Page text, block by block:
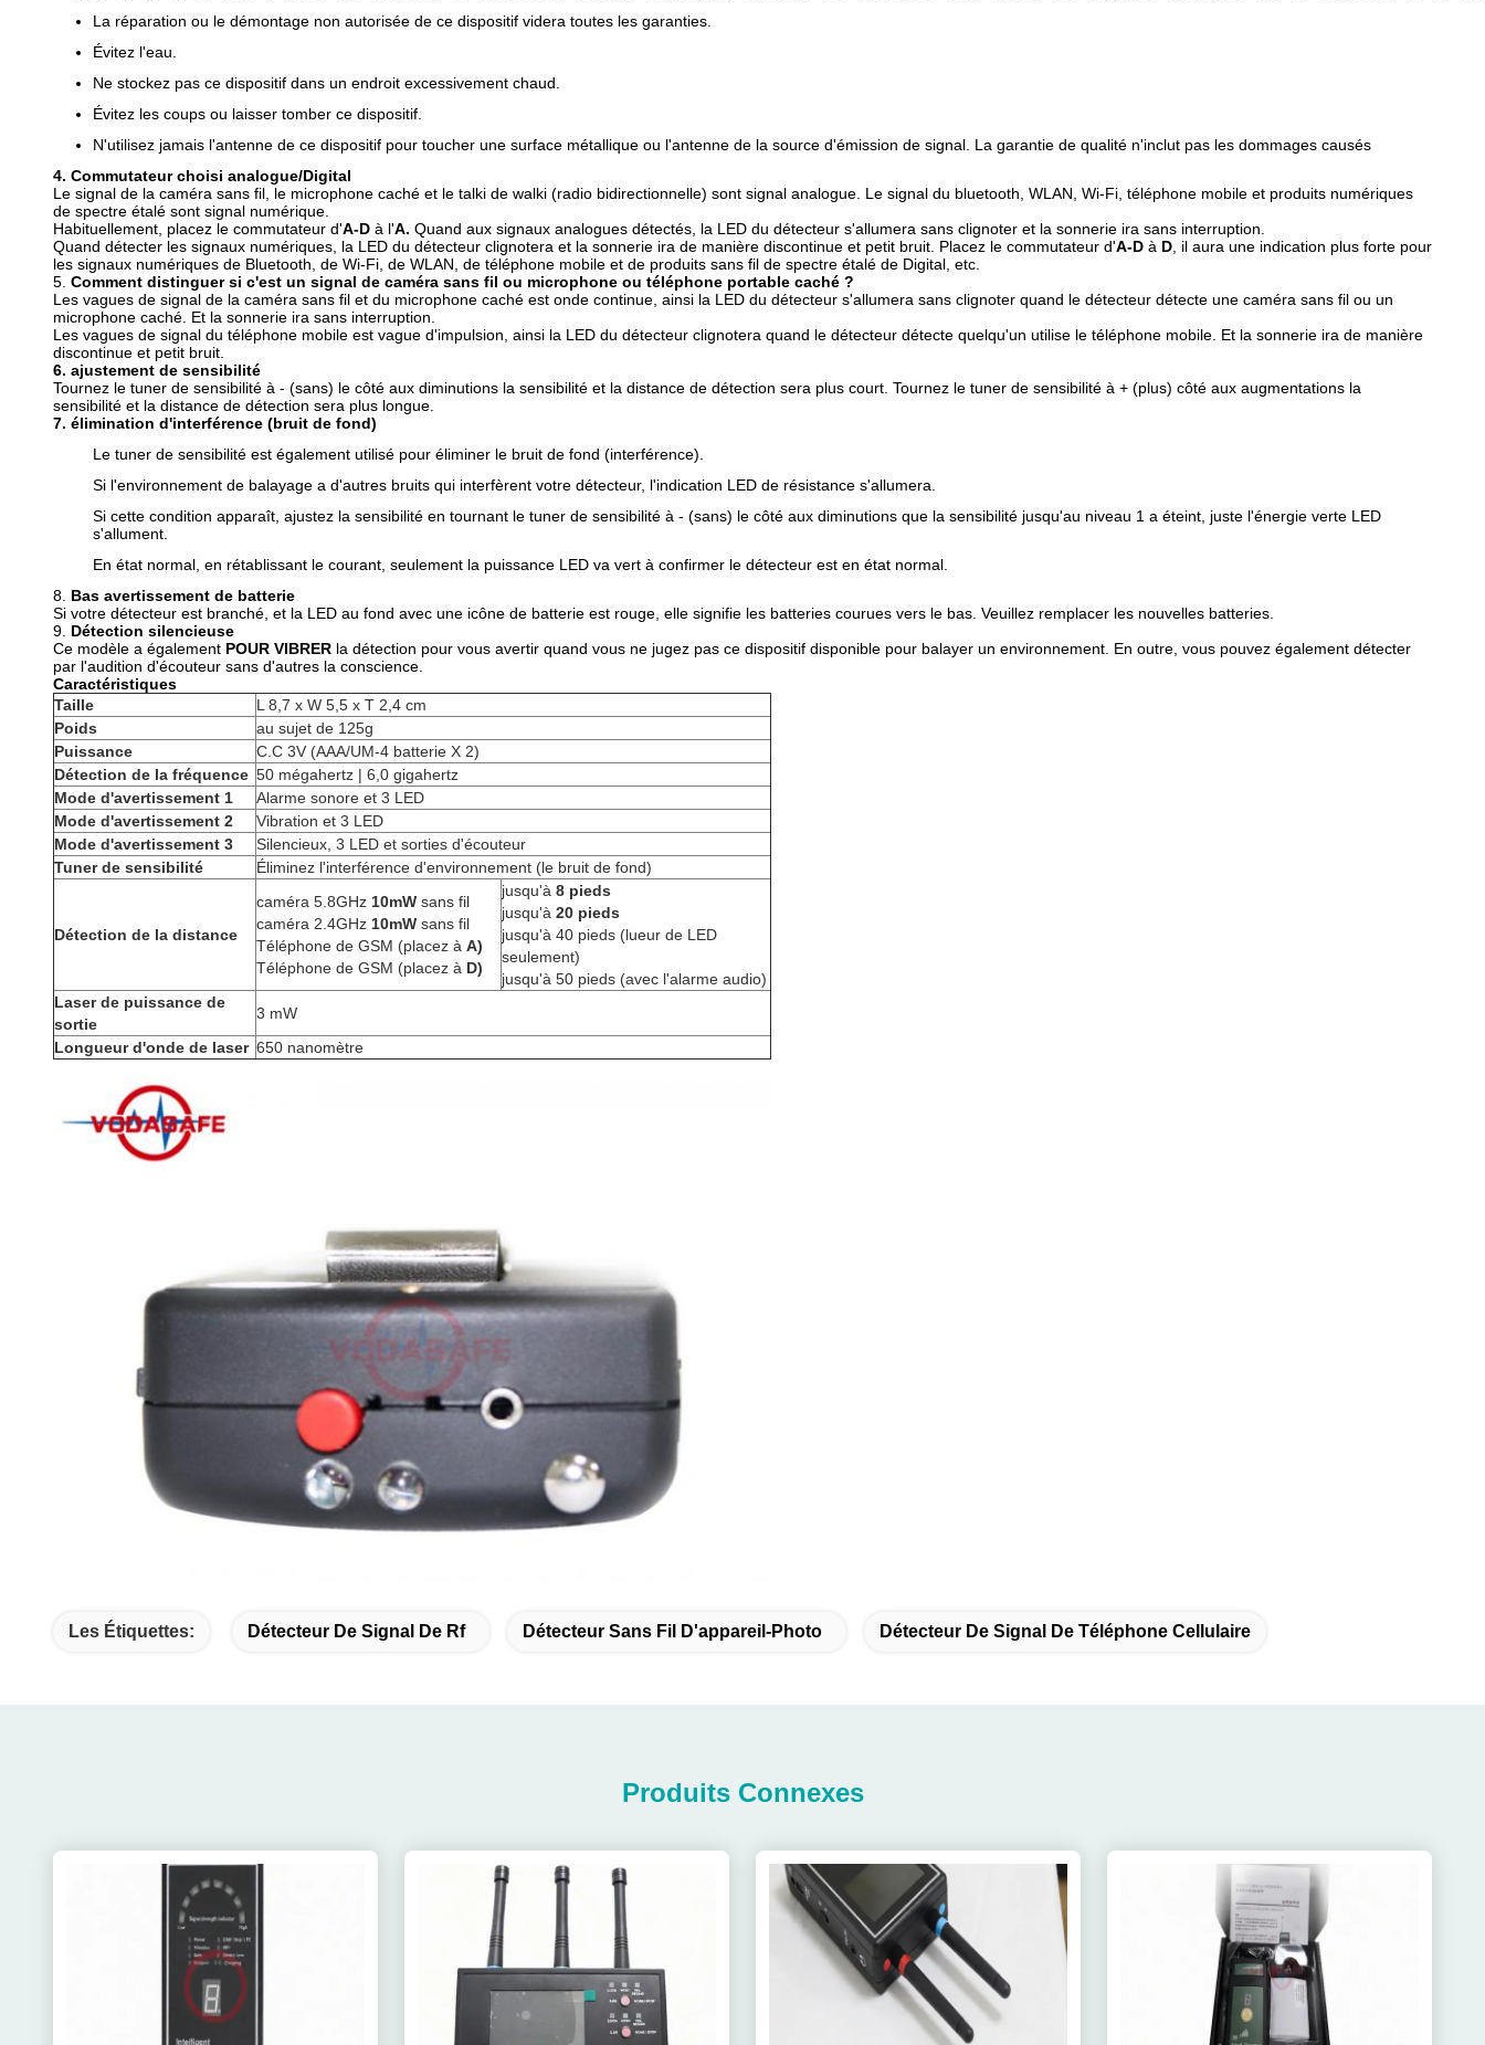
La réparation ou le démontage non autorisée de ce dispositif videra toutes les garanties.
Évitez l'eau.
Ne stockez pas ce dispositif dans un endroit excessivement chaud.
Évitez les coups ou laisser tomber ce dispositif.
N'utilisez jamais l'antenne de ce dispositif pour toucher une surface métallique ou l'antenne de la source d'émission de signal. La garantie de qualité n'inclut pas les dommages causés
4. Commutateur choisi analogue/Digital
Le signal de la caméra sans fil, le microphone caché et le talki de walki (radio bidirectionnelle) sont signal analogue. Le signal du bluetooth, WLAN, Wi-Fi, téléphone mobile et produits numériques
de spectre étalé sont signal numérique.
Habituellement, placez le commutateur d'A-D à l'A. Quand aux signaux analogues détectés, la LED du détecteur s'allumera sans clignoter et la sonnerie ira sans interruption.
Quand détecter les signaux numériques, la LED du détecteur clignotera et la sonnerie ira de manière discontinue et petit bruit. Placez le commutateur d'A-D à D , il aura une indication plus forte pour
les signaux numériques de Bluetooth, de Wi-Fi, de WLAN, de téléphone mobile et de produits sans fil de spectre étalé de Digital, etc.
5. Comment distinguer si c'est un signal de caméra sans fil ou microphone ou téléphone portable caché ?
Les vagues de signal de la caméra sans fil et du microphone caché est onde continue, ainsi la LED du détecteur s'allumera sans clignoter quand le détecteur détecte une caméra sans fil ou un
microphone caché. Et la sonnerie ira sans interruption.
Les vagues de signal du téléphone mobile est vague d'impulsion, ainsi la LED du détecteur clignotera quand le détecteur détecte quelqu'un utilise le téléphone mobile. Et la sonnerie ira de manière
discontinue et petit bruit.
6. ajustement de sensibilité
Tournez le tuner de sensibilité à - (sans) le côté aux diminutions la sensibilité et la distance de détection sera plus court. Tournez le tuner de sensibilité à + (plus) côté aux augmentations la
sensibilité et la distance de détection sera plus longue.
7. élimination d'interférence (bruit de fond)
Le tuner de sensibilité est également utilisé pour éliminer le bruit de fond (interférence).
Si l'environnement de balayage a d'autres bruits qui interfèrent votre détecteur, l'indication LED de résistance s'allumera.
Si cette condition apparaît, ajustez la sensibilité en tournant le tuner de sensibilité à - (sans) le côté aux diminutions que la sensibilité jusqu'au niveau 1 a éteint, juste l'énergie verte LED
s'allument.
En état normal, en rétablissant le courant, seulement la puissance LED va vert à confirmer le détecteur est en état normal.
8. Bas avertissement de batterie
Si votre détecteur est branché, et la LED au fond avec une icône de batterie est rouge, elle signifie les batteries courues vers le bas. Veuillez remplacer les nouvelles batteries.
9. Détection silencieuse
Ce modèle a également POUR VIBRER la détection pour vous avertir quand vous ne jugez pas ce dispositif disponible pour balayer un environnement. En outre, vous pouvez également détecter
par l'audition d'écouteur sans d'autres la conscience.
Caractéristiques
Taille
L 8,7 x W 5,5 x T 2,4 cm
Poids
au sujet de 125g
Puissance
C.C 3V (AAA/UM-4 batterie X 2)
Détection de la fréquence 50 mégahertz | 6,0 gigahertz
Mode d'avertissement 1
Alarme sonore et 3 LED
Mode d'avertissement 2
Vibration et 3 LED
Mode d'avertissement 3
Silencieux, 3 LED et sorties d'écouteur
Tuner de sensibilité
Éliminez l'interférence d'environnement (le bruit de fond)
Détection de la distance
caméra 5.8GHz 10mW sans fil
caméra 2.4GHz 10mW sans fil
Téléphone de GSM (placez à A)
Téléphone de GSM (placez à D)
jusqu'à 8 pieds
jusqu'à 20 pieds
jusqu'à 40 pieds (lueur de LED
seulement)
jusqu'à 50 pieds (avec l'alarme audio)
Laser de puissance de
sortie
3 mW
Longueur d'onde de laser 650 nanomètre
Les Étiquettes: Détecteur De Signal De Rf Détecteur Sans Fil D'appareil-Photo Détecteur De Signal De Téléphone Cellulaire
Produits Connexes